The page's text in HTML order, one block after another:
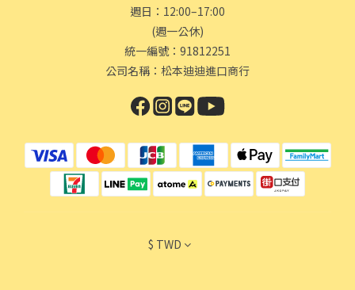
週日：12:00–17:00
(週一公休)
統一編號：91812251
公司名稱：松本迪迪進口商行
$ TWD